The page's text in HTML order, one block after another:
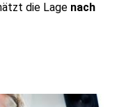
die Lage nach